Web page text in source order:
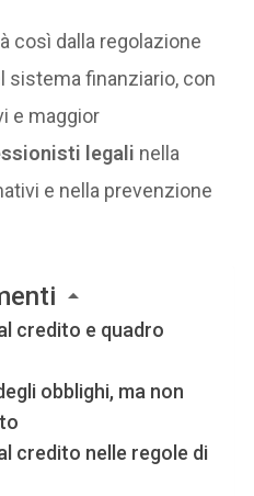
così dalla regolazione
sistema finanziario, con
e maggior
legali nella
e nella prevenzione
credito e quadro
obblighi, ma non
credito nelle regole di